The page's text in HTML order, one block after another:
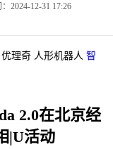
2024-12-31 17:26
理奇 人形机器人智
2.0在北京经
|U活动